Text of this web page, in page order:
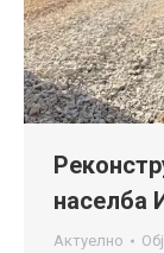
населба
Актуелно